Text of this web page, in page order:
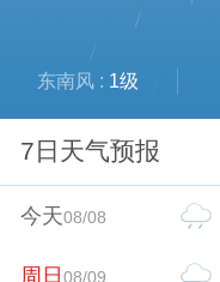
东南风 : 1级
7日天气预报
今天08/08
周日08/09